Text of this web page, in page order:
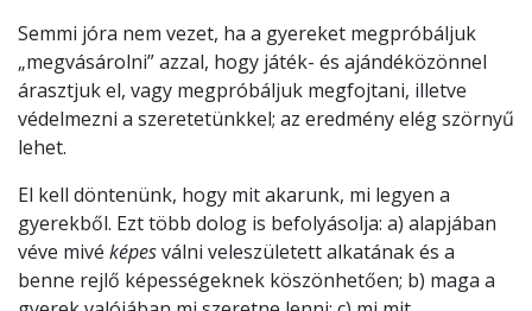
Semmi jóra nem vezet, ha a gyereket megpróbáljuk
„megvásárolni” azzal, hogy játék- és ajándéközönnel
árasztjuk el, vagy megpróbáljuk megfojtani, illetve
védelmezni a szeretetünkkel; az eredmény elég szörnyű
lehet.
El kell döntenünk, hogy mit akarunk, mi legyen a
gyerekből. Ezt több dolog is befolyásolja: a) alapjában
véve mivé képesválni veleszületett alkatának és a
benne rejlő képességeknek köszönhetően; b) maga a